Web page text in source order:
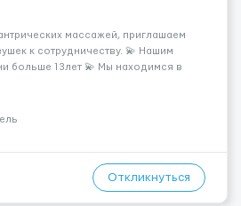
массажей, приглашаем
к сотрудничеству. 💫 Нашим
больше 13лет 💫 Мы находимся в
Наличие работы. Поток 💝
Откликнуться